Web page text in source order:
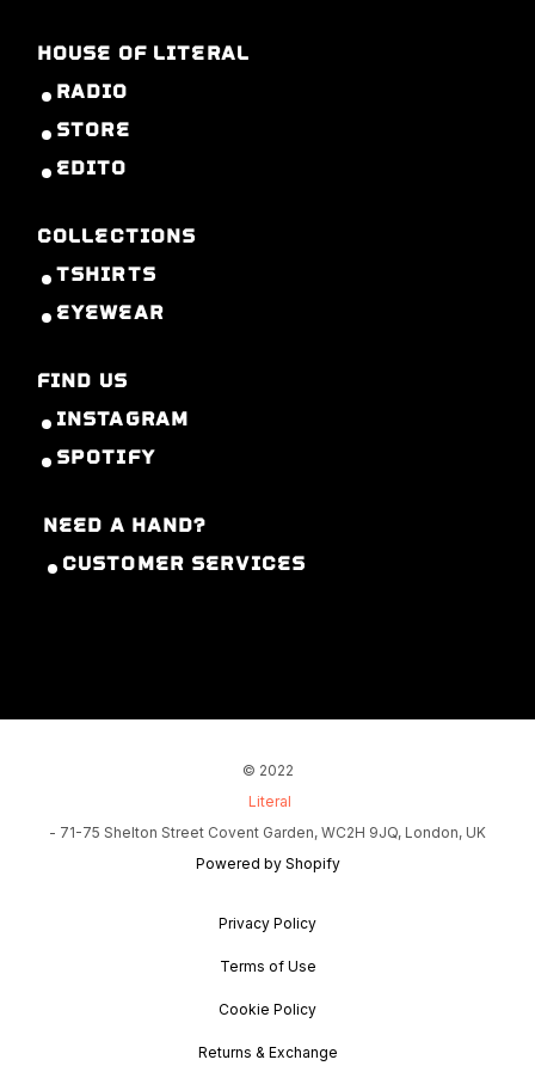
HOUSE OF LITERAL
RADIO
STORE
EDITO
COLLECTIONS
TSHIRTS
EYEWEAR
FIND US
INSTAGRAM
SPOTIFY
NEED A HAND?
CUSTOMER SERVICES
© 2022
Literal
- 71-75 Shelton Street Covent Garden, WC2H 9JQ, London, UK
Powered by Shopify
Privacy Policy
Terms of Use
Cookie Policy
Returns & Exchange